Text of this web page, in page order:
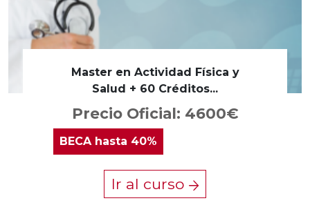
Master en Actividad Física y
Salud + 60 Créditos...
Precio Oficial: 4600€
BECAhasta 40%
Ir al curso